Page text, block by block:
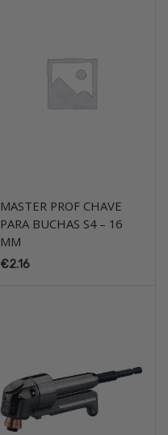
MASTER PROF CHAVE
PARA BUCHAS S4 – 16
MM
€2.16